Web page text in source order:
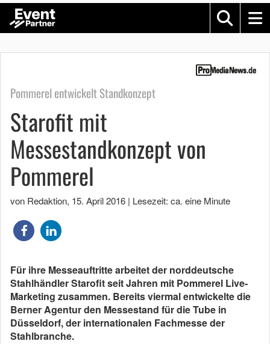
Pommerel entwickelt Standkonzept
Starofit mit
Messestandkonzept von
Pommerel
von Redaktion, 15. April 2016 | Lesezeit: ca. eine Minute
Für ihre Messeauftritte arbeitet der norddeutsche
Stahlhändler Starofit seit Jahren mit Pommerel Live-
Marketing zusammen. Bereits viermal entwickelte die
Berner Agentur den Messestand für die Tube in
Düsseldorf, der internationalen Fachmesse der
Stahlbranche.